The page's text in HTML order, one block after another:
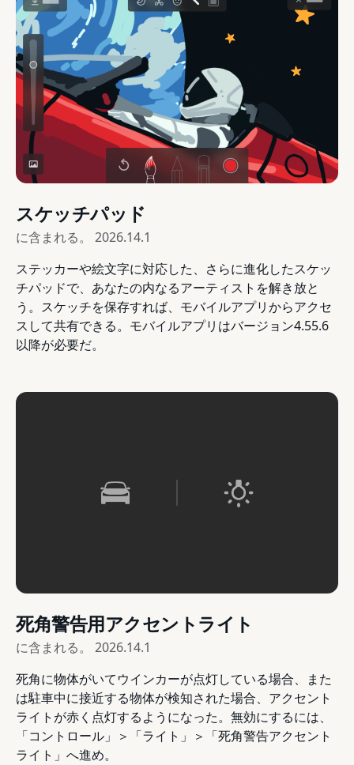
スケッチパッド
に含まれる。 2026.14.1
ステッカーや絵文字に対応した、さらに進化したスケッ
チパッドで、あなたの内なるアーティストを解き放と
う。スケッチを保存すれば、モバイルアプリからアクセ
スして共有できる。モバイルアプリはバージョン4.55.6
以降が必要だ。
死角警告用アクセントライト
に含まれる。 2026.14.1
死角に物体がいてウインカーが点灯している場合、また
は駐車中に接近する物体が検知された場合、アクセント
ライトが赤く点灯するようになった。無効にするには、
「コントロール」＞「ライト」＞「死角警告アクセント
ライト」へ進め。